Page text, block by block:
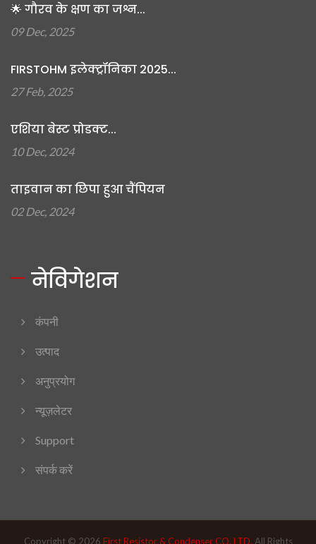
🌟 गौरव के क्षण का जश्न...
09 Dec, 2025
FIRSTOHM इलेक्ट्रॉनिका 2025...
27 Feb, 2025
एशिया बेस्ट प्रोडक्ट...
10 Dec, 2024
ताइवान का छिपा हुआ चैंपियन
02 Dec, 2024
नेविगेशन
कंपनी
उत्पाद
अनुप्रयोग
न्यूज़लेटर
Support
संपर्क करें
Copyright © 2026 First Resistor & Condenser CO. LTD. All Rights